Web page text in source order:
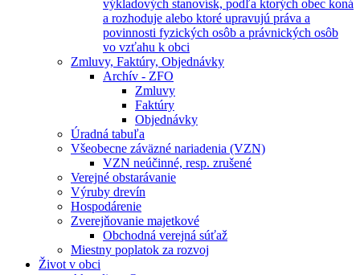
výkladových stanovísk, podľa ktorých obec koná
a rozhoduje alebo ktoré upravujú práva a
povinnosti fyzických osôb a právnických osôb
vo vzťahu k obci
Zmluvy, Faktúry, Objednávky
Archív - ZFO
Zmluvy
Faktúry
Objednávky
Úradná tabuľa
Všeobecne záväzné nariadenia (VZN)
VZN neúčinné, resp. zrušené
Verejné obstarávanie
Výruby drevín
Hospodárenie
Zverejňovanie majetkové
Obchodná verejná súťaž
Miestny poplatok za rozvoj
Život v obci